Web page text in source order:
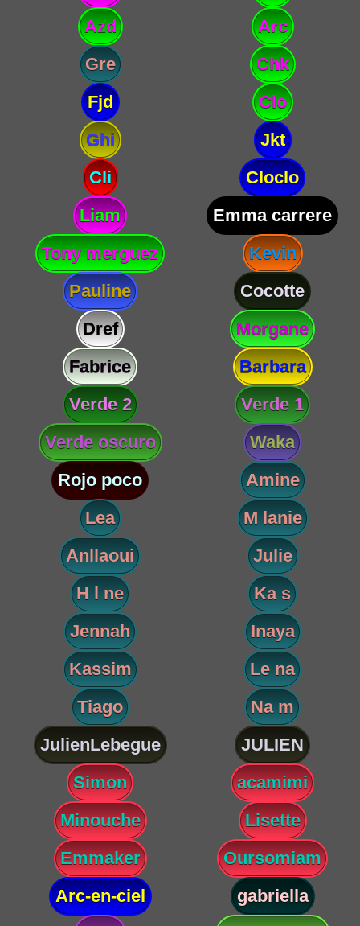
Azd
Arc
Gre
Chk
Fjd
Clo
Ghi
Jkt
Cli
Cloclo
Liam
Emma carrere
Tony merguez
Kevin
Pauline
Cocotte
Dref
Morgane
Fabrice
Barbara
Verde 2
Verde 1
Verde oscuro
Waka
Rojo poco
Amine
Lea
M lanie
Anllaoui
Julie
H l ne
Ka s
Jennah
Inaya
Kassim
Le na
Tiago
Na m
JulienLebegue
JULIEN
Simon
acamimi
Minouche
Lisette
Emmaker
Oursomiam
Arc-en-ciel
gabriella